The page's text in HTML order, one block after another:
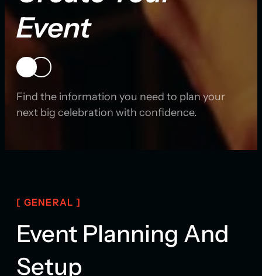
Event
Find the information you need to plan your
next big celebration with confidence.
[ GENERAL ]
Event Planning And
Setup